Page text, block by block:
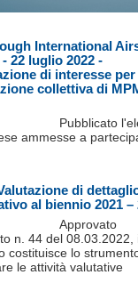
International
22 luglio 2022 -
di interesse per
collettiva di
Pubblicato
ammesse a
di
al biennio 2021 –
Approvato
n. 44 del 08.03.2022,
costituisce lo
le attività valutative